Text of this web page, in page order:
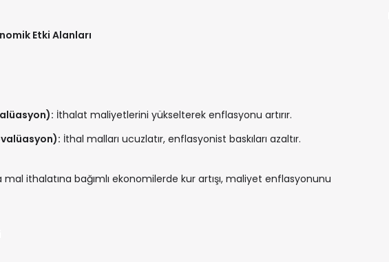
Etki Alanları
İthalat maliyetlerini yükselterek enflasyonu artırır.
İthal malları ucuzlatır, enflasyonist baskıları azaltır.
ithalatına bağımlı ekonomilerde kur artışı, maliyet enflasyonunu